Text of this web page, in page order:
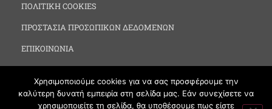
ΠΟΛΙΤΙΚΗ COOKIES
ΠΡΟΣΤΑΣΙΑ ΠΡΟΣΩΠΙΚΩΝ ΔΕΔΟΜΕΝΩΝ
ΕΠΙΚΟΙΝΩΝΙΑ
Χρησιμοποιούμε cookies για να σας προσφέρουμε την
καλύτερη δυνατή εμπειρία στη σελίδα μας. Εάν συνεχίσετε να
χρησιμοποιείτε τη σελίδα, θα υποθέσουμε πως είστε